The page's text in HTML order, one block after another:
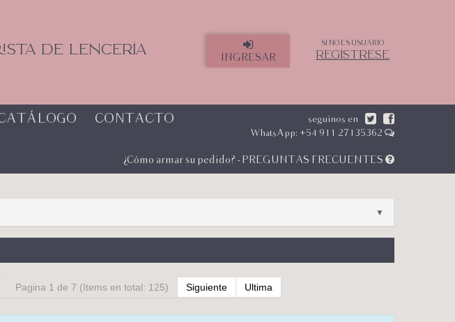
DE LENCERÍA
INGRESAR
SI NO ES USUARIO
REGÍSTRESE
CONTACTO
seguinos en
WhatsApp: +54 911 27135362
¿Cómo armar su pedido? - PREGUNTAS FRECUENTES
▼
Pagina 1 de 7 (Items en total: 125) Siguiente Ultima